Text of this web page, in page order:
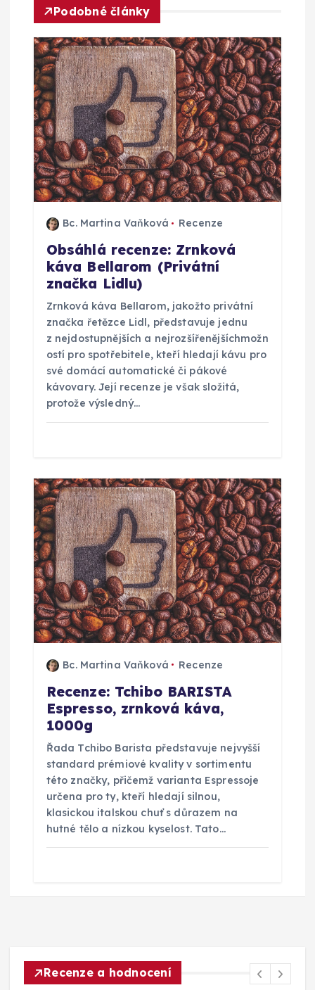
p
r
o
p
ř
Podobné články
Bc. Martina Vaňková Recenze
Obsáhlá recenze: Zrnková
káva Bellarom (Privátní
značka Lidlu)
Zrnková káva Bellarom, jakožto privátní
značka řetězce Lidl, představuje jednu
z nejdostupnějších a nejrozšířenějšíchmožn
ostí pro spotřebitele, kteří hledají kávu pro
své domácí automatické či pákové
kávovary. Její recenze je však složitá,
protože výsledný…
Bc. Martina Vaňková Recenze
Recenze: Tchibo BARISTA
Espresso, zrnková káva,
1000g
Řada Tchibo Barista představuje nejvyšší
standard prémiové kvality v sortimentu
této značky, přičemž varianta Espressoje
určena pro ty, kteří hledají silnou,
klasickou italskou chuť s důrazem na
hutné tělo a nízkou kyselost. Tato…
Recenze a hodnocení